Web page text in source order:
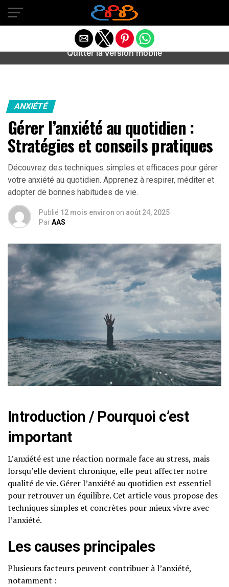
Warning
: preg_match(): Unknown modifier '/' in
/home/u589487443/domains/aideanxietestress.fr/
content/plugins/idev-post-views/includes/class-bots.php
ANXIÉTÉ
Gérer l’anxiété au quotidien :
Stratégies et conseils pratiques
Découvrez des techniques simples et efficaces pour gérer
votre anxiété au quotidien. Apprenez à respirer, méditer et
adopter de bonnes habitudes de vie.
Publié 12 mois environ on août 24, 2025
ParAAS
Introduction / Pourquoi c’est
important
L’anxiété est une réaction normale face au stress, mais
lorsqu’elle devient chronique, elle peut affecter notre
qualité de vie. Gérer l’anxiété au quotidien est essentiel
pour retrouver un équilibre. Cet article vous propose des
techniques simples et concrètes pour mieux vivre avec
l’anxiété.
Les causes principales
Plusieurs facteurs peuvent contribuer à l’anxiété,
notamment :
Quitter la version mobile